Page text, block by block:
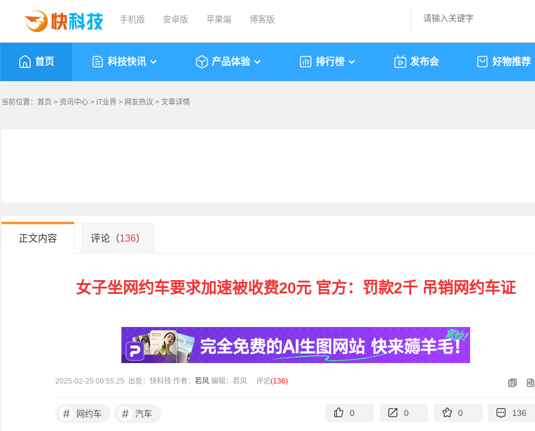
手机版 安卓版 苹果端 博客版
首页 科技快讯 产品体验 排行榜 发布会 好物推荐
当前位置： 首页 > 资讯中心 > IT业界 > 网友热议 > 文章详情
正文内容 评论（136）
女子坐网约车要求加速被收费20元 官方：罚款2千 吊销网约车证
2025-02-25 09:55:25 出处：快科技 作者： 若风 编辑：若风 评论(136)
# 网约车 # 汽车 0 0 0 136